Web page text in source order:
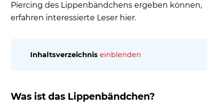
Piercing des Lippenbändchens ergeben können,
erfahren interessierte Leser hier.
Inhaltsverzeichnis einblenden
Warum durch Operation ein Lippenband
Was ist das Lippenbändchen?